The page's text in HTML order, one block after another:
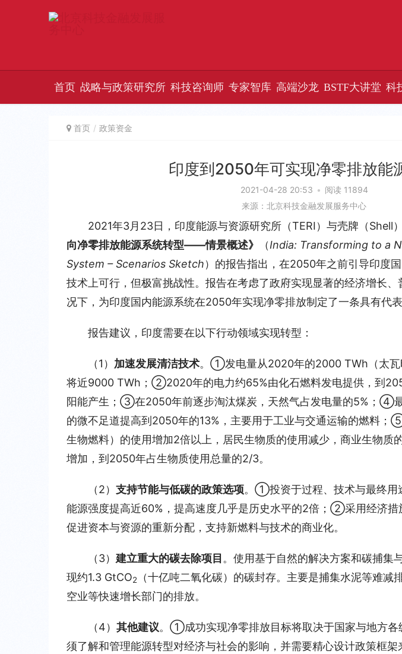
首页 战略与政策研究所 科技咨询师 专家智库 高端沙龙 BSTF大讲堂 科
首页 政策资金
印度到2050年可实现净零排放能
2021-04-28 20:53 • 阅读 11894
来源：北京科技金融发展服务中心
2021年3月23日，印度能源与资源研究所（TERI）与壳牌（Shell
向净零排放能源系统转型——情景概述》
（India: Transforming to a
System – Scenarios Sketch）的报告指出，在2050年之前引导印度
技术上可行，但极富挑战性。报告在考虑了政府实现显著的经济增长
况下，为印度国内能源系统在2050年实现净零排放制定了一条具有代表
报告建议，印度需要在以下行动领域实现转型：
（1） 加速发展清洁技术。①发电量从2020年的2000 TWh（太瓦
将近9000 TWh；②2020年的电力约65%由化石燃料发电提供，到
阳能产生；③在2050年前逐步淘汰煤炭，天然气占发电量的5%；④
的微不足道提高到2050年的13%，主要用于工业与交通运输的燃料
生物燃料）的使用增加2倍以上，居民生物质的使用减少，商业生物质
增加，到2050年占生物质使用总量的2/3。
（2） 支持节能与低碳的政策选项。①投资于过程、技术与最终用
能源强度提高近60%，提高速度几乎是历史水平的2倍；②采用经济措
促进资本与资源的重新分配，支持新燃料与技术的商业化。
（3） 建立重大的碳去除项目 。使用基于自然的解决方案和碳捕集
现约1.3 GtCO2
（十亿吨二氧化碳）的碳封存。主要是捕集水泥等难减
空业等快速增长部门的排放。
（4） 其他建议。①成功实现净零排放目标将取决于国家与地方
须了解和管理能源转型对经济与社会的影响，并需要精心设计政策框